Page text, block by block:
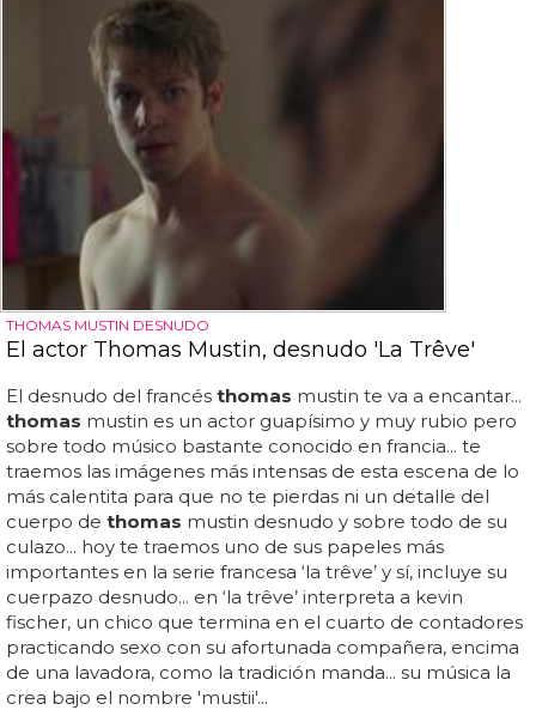
THOMAS MUSTIN DESNUDO
El actor Thomas Mustin, desnudo 'La Trêve'
El desnudo del francés thomas mustin te va a encantar...
thomas mustin es un actor guapísimo y muy rubio pero
sobre todo músico bastante conocido en francia... te
traemos las imágenes más intensas de esta escena de lo
más calentita para que no te pierdas ni un detalle del
cuerpo de thomas mustin desnudo y sobre todo de su
culazo... hoy te traemos uno de sus papeles más
importantes en la serie francesa ‘la trêve’ y sí, incluye su
cuerpazo desnudo... en ‘la trêve’ interpreta a kevin
fischer, un chico que termina en el cuarto de contadores
practicando sexo con su afortunada compañera, encima
de una lavadora, como la tradición manda... su música la
crea bajo el nombre 'mustii'...